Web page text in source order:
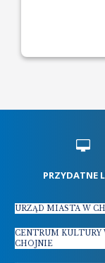
PRZYDATNE
URZĄD MIASTA W
CENTRUM KULTURY
CHOJNIE